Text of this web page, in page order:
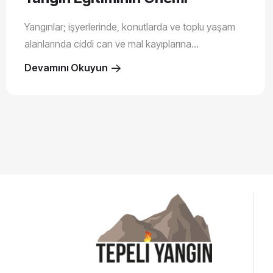
Yangınlar; işyerlerinde, konutlarda ve toplu yaşam
alanlarında ciddi can ve mal kayıplarına...
Devamını Okuyun